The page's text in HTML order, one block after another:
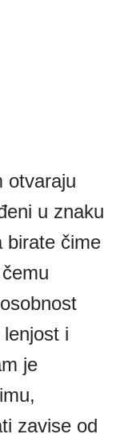
otvaraju
u znaku
birate čime
i
je
zavise od